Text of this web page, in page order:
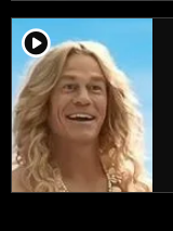
player2